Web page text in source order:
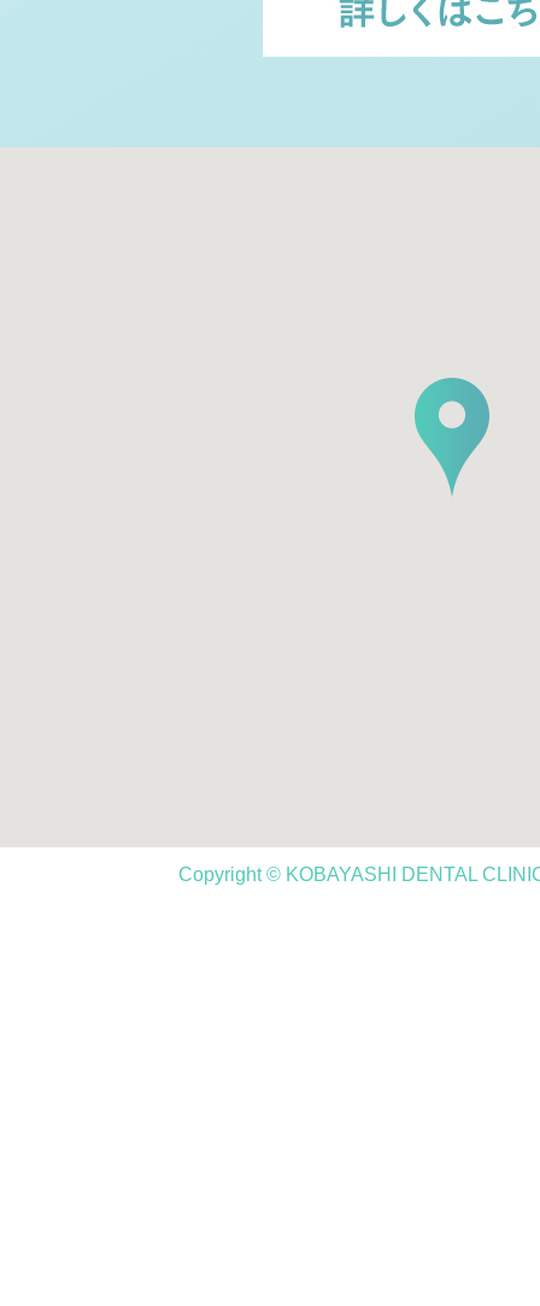
Copyright © KOBAYASHI DENTAL